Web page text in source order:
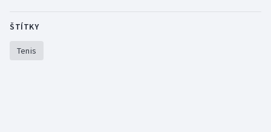
ŠTÍTKY
Tenis